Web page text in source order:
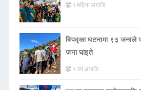
१ महिना अगाडि
बिपद्का घटनामा ९३ जनाले
जना घाइते
१ वर्ष अगाडि